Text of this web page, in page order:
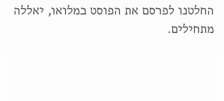
החלטנו לפרסם את הפוסט במלואו, יאללה
מתחילים.